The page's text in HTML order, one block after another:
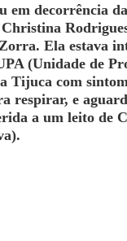
em decorrência
Ela estava
(Unidade de
Tijuca com
respirar, e
a um leito de